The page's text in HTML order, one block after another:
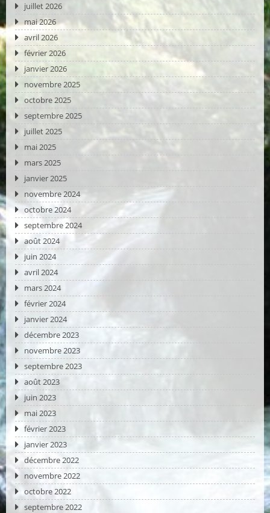
juillet 2026
mai 2026
avril 2026
février 2026
janvier 2026
novembre 2025
octobre 2025
septembre 2025
juillet 2025
mai 2025
mars 2025
janvier 2025
novembre 2024
octobre 2024
septembre 2024
août 2024
juin 2024
avril 2024
mars 2024
février 2024
janvier 2024
décembre 2023
novembre 2023
septembre 2023
août 2023
juin 2023
mai 2023
février 2023
janvier 2023
décembre 2022
novembre 2022
octobre 2022
septembre 2022